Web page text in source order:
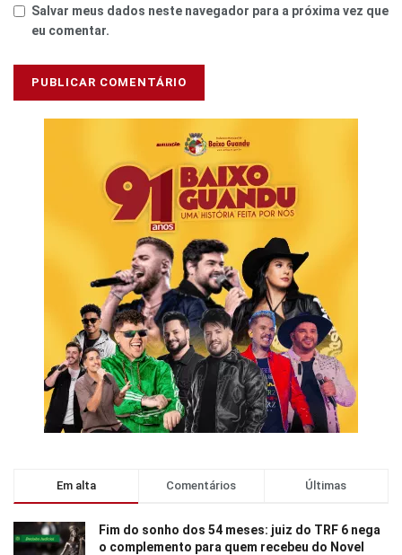
Salvar meus dados neste navegador para a próxima vez que
eu comentar.
Em alta Comentários Últimas
Fim do sonho dos 54 meses: juiz do TRF 6 nega
o complemento para quem recebeu do Novel